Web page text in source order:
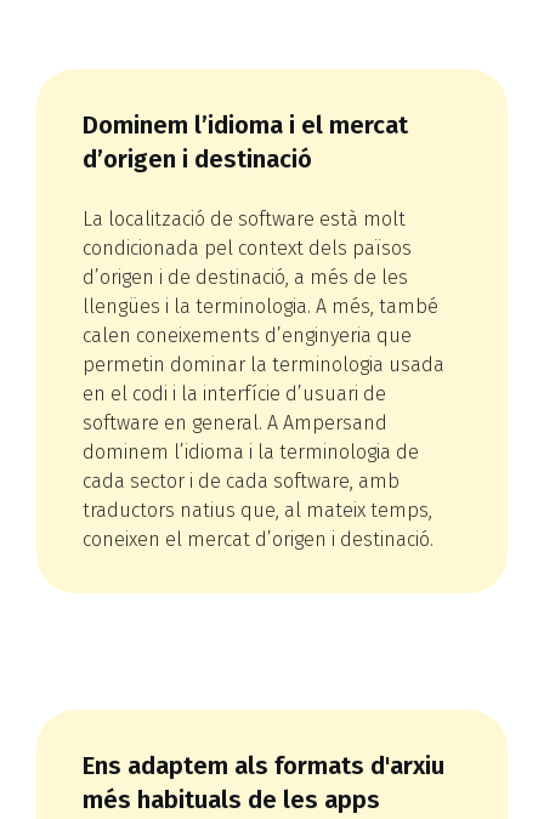
Dominem l’idioma i el mercat
d’origen i destinació
La localització de software està molt
condicionada pel context dels països
d’origen i de destinació, a més de les
llengües i la terminologia. A més, també
calen coneixements d’enginyeria que
permetin dominar la terminologia usada
en el codi i la interfície d’usuari de
software en general. A Ampersand
dominem l’idioma i la terminologia de
cada sector i de cada software, amb
traductors natius que, al mateix temps,
coneixen el mercat d’origen i destinació.
Ens adaptem als formats d'arxiu
més habituals de les apps